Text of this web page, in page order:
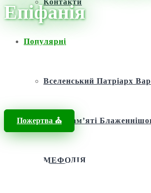
Контакти
Популярні
Вселенський Патріарх
Фонд пам’яті
МЕФОДІЯ
Пожертва ⛪️
Епіфанія
Головна / Новини /послання митрополита